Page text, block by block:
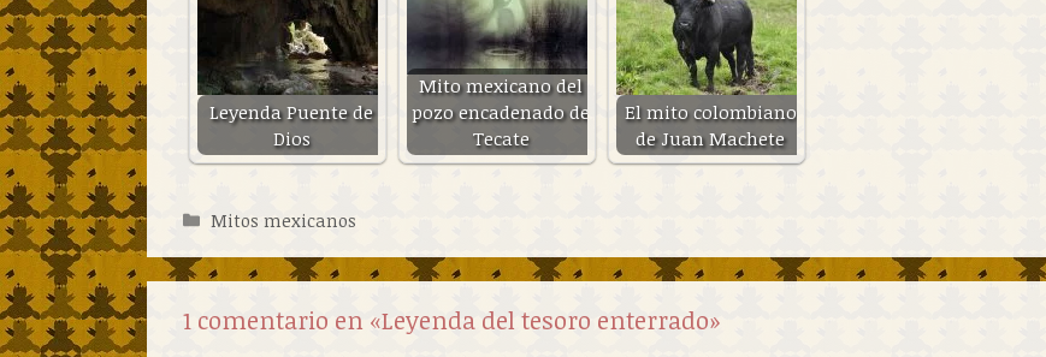
Leyenda Puente de
Dios
Mito mexicano del
pozo encadenado de
Tecate
El mito colombiano
de Juan Machete
Categorías
Mitos mexicanos
1 comentario en «Leyenda del tesoro enterrado»